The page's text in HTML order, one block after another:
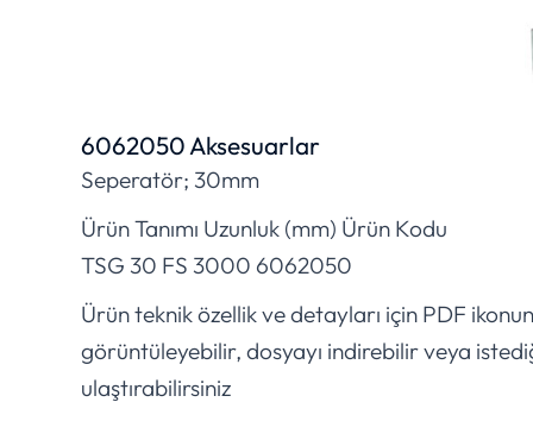
6062050 Aksesuarlar
Seperatör; 30mm
Ürün Tanımı Uzunluk (mm) Ürün Kodu
TSG 30 FS 3000 6062050
Ürün teknik özellik ve detayları için PDF
görüntüleyebilir, dosyayı indirebilir veya
ulaştırabilirsiniz